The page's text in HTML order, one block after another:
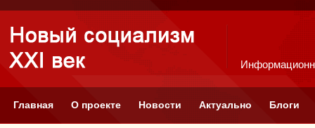
Главная О проекте Новости Актуально Блоги